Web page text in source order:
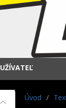
UŽÍVATEĽ
Úvod /